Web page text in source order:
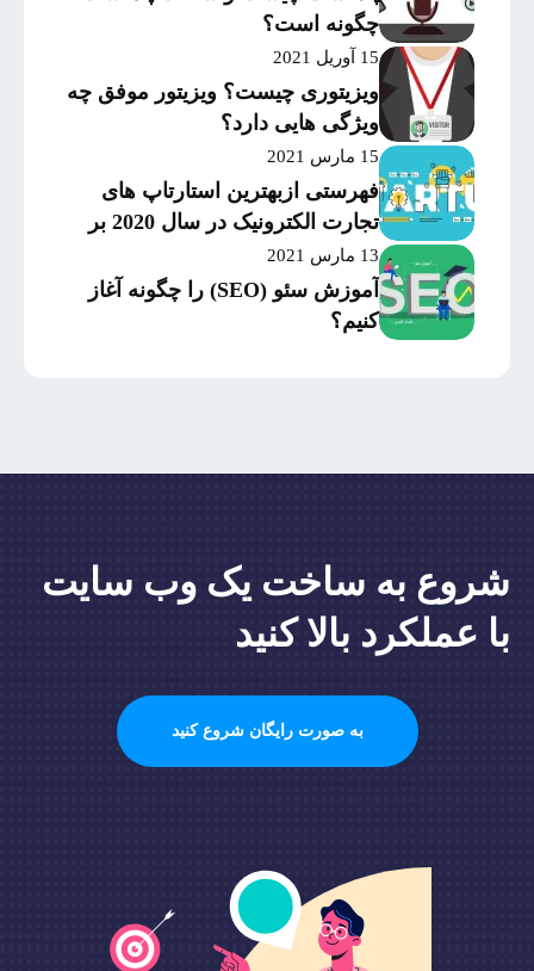
چگونه است؟
15 آوریل 2021
ویزیتوری چیست؟ ویزیتور موفق چه
ویژگی هایی دارد؟
15 مارس 2021
فهرستی ازبهترین استارتاپ های
تجارت الکترونیک در سال 2020 بر
اساس میزان موفقیت و
سرمایه‌گذاری
13 مارس 2021
آموزش سئو (SEO) را چگونه آغاز
کنیم؟
شروع به ساخت یک وب سایت
با عملکرد بالا کنید
به صورت رایگان شروع کنید